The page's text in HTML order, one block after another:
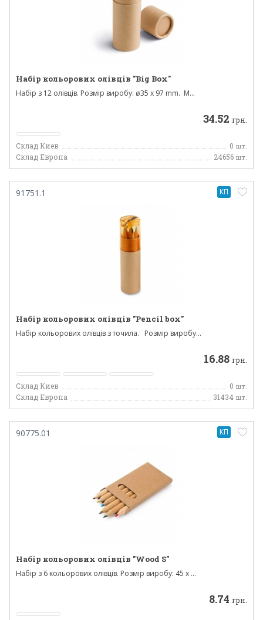
Набір кольорових олівців "Big Box"
Набір з 12 олівців. Розмір виробу: ø35 x 97 mm. М...
34.52 грн.
Склад Киев 0 шт.
Склад Европа 24656 шт.
91751.1
Набір кольорових олівців "Pencil box"
Набір кольорових олівців з точила. Розмір виробу...
16.88 грн.
Склад Киев 0 шт.
Склад Европа 31434 шт.
КП
90775.01
Набір кольорових олівців "Wood S"
Набір з 6 кольорових олівців. Розмір виробу: 45 x ...
8.74 грн.
КП